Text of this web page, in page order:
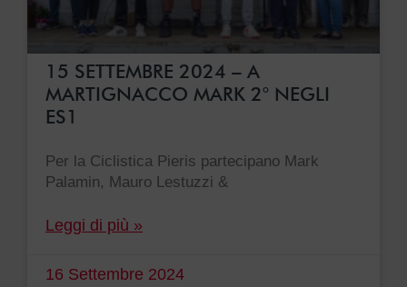
15 SETTEMBRE 2024 – A
MARTIGNACCO MARK 2° NEGLI
ES1
Per la Ciclistica Pieris partecipano Mark
Palamin, Mauro Lestuzzi &
Leggi di più »
16 Settembre 2024